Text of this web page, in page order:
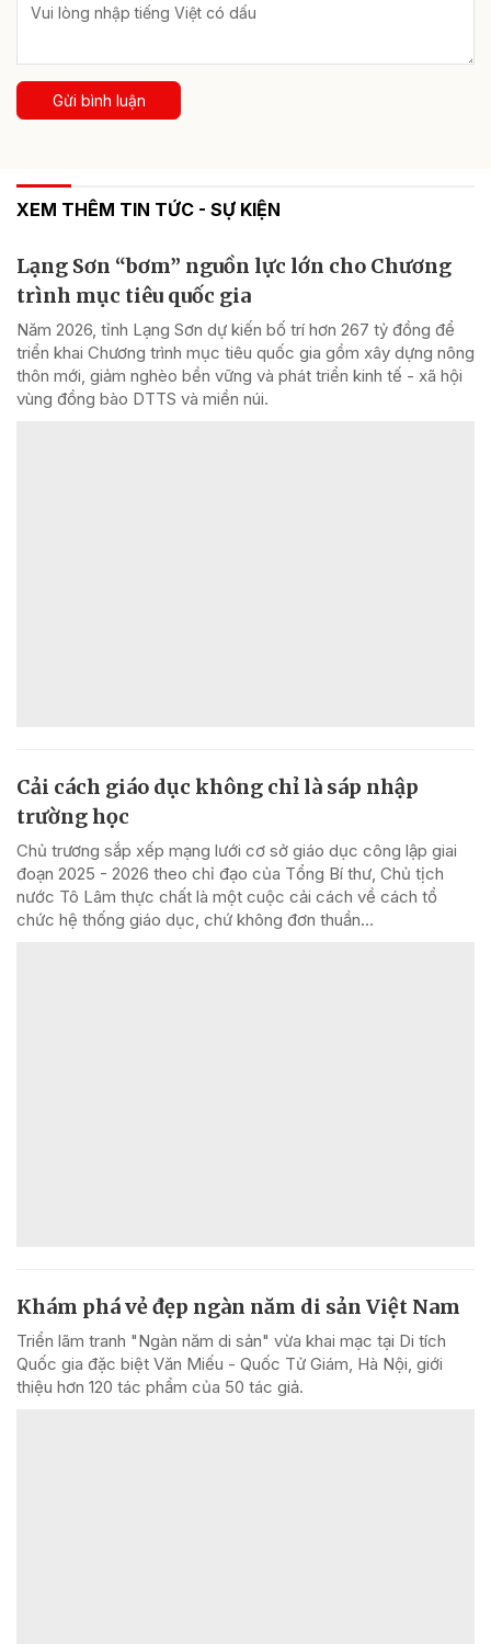
Gửi bình luận
XEM THÊM TIN TỨC - SỰ KIỆN
Lạng Sơn “bơm” nguồn lực lớn cho Chương
trình mục tiêu quốc gia
Năm 2026, tỉnh Lạng Sơn dự kiến bố trí hơn 267 tỷ đồng để
triển khai Chương trình mục tiêu quốc gia gồm xây dựng nông
thôn mới, giảm nghèo bền vững và phát triển kinh tế - xã hội
vùng đồng bào DTTS và miền núi.
Cải cách giáo dục không chỉ là sáp nhập
trường học
Chủ trương sắp xếp mạng lưới cơ sở giáo dục công lập giai
đoạn 2025 - 2026 theo chỉ đạo của Tổng Bí thư, Chủ tịch
nước Tô Lâm thực chất là một cuộc cải cách về cách tổ
chức hệ thống giáo dục, chứ không đơn thuần...
Khám phá vẻ đẹp ngàn năm di sản Việt Nam
Triển lãm tranh "Ngàn năm di sản" vừa khai mạc tại Di tích
Quốc gia đặc biệt Văn Miếu - Quốc Tử Giám, Hà Nội, giới
thiệu hơn 120 tác phẩm của 50 tác giả.